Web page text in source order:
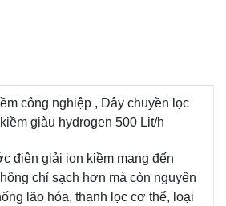
công nghiệp , Dây chuyền lọc
giàu hydrogen 500 Lit/h
điện giải ion kiềm mang đến
chỉ sạch hơn mà còn nguyên
lão hóa, thanh lọc cơ thể, loại